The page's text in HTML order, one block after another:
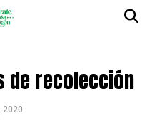
de recolección
2020